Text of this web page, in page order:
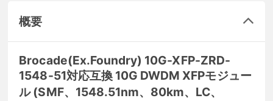
概要
Brocade(Ex.Foundry) 10G-XFP-ZRD-
1548-51対応互換 10G DWDM XFPモジュー
ル (SMF、1548.51nm、80km、LC、